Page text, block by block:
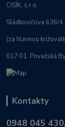
CISÍK, s.r.o.
Sládkovičova 636/4
(za hlavnou
017 01 Považská
Kontakty
0948 045